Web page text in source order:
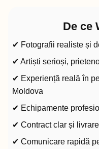
De ce
✔ Fotografii realiste și
✔ Artiști serioși,
✔ Experiență reală în
Moldova
✔ Echipamente
✔ Contract clar și
✔ Comunicare rapidă